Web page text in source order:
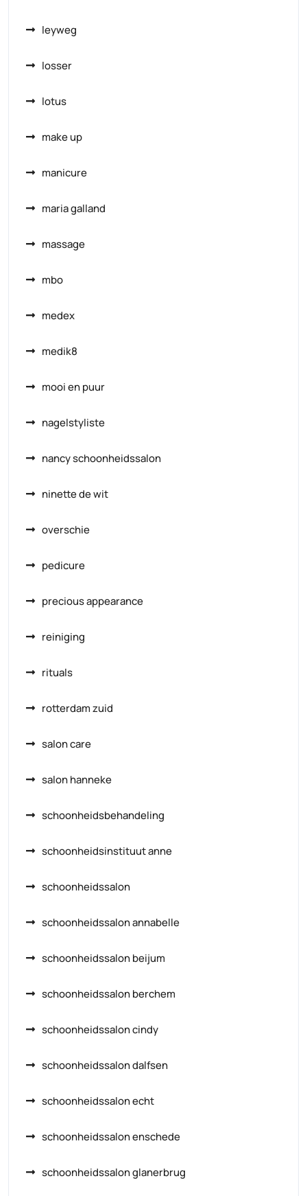
leyweg
losser
lotus
make up
manicure
maria galland
massage
mbo
medex
medik8
mooi en puur
nagelstyliste
nancy schoonheidssalon
ninette de wit
overschie
pedicure
precious appearance
reiniging
rituals
rotterdam zuid
salon care
salon hanneke
schoonheidsbehandeling
schoonheidsinstituut anne
schoonheidssalon
schoonheidssalon annabelle
schoonheidssalon beijum
schoonheidssalon berchem
schoonheidssalon cindy
schoonheidssalon dalfsen
schoonheidssalon echt
schoonheidssalon enschede
schoonheidssalon glanerbrug